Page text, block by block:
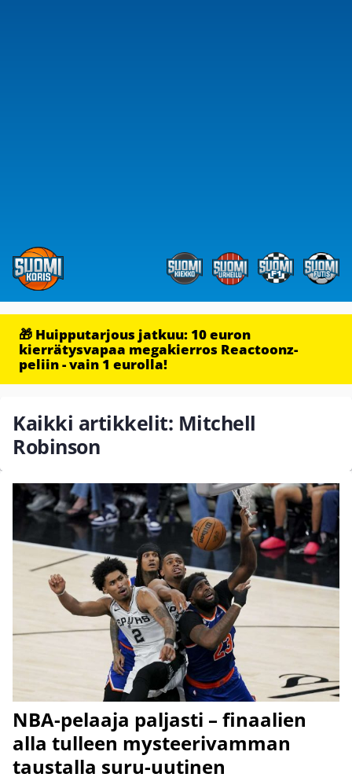
🎁 Huipputarjous jatkuu: 10 euron
kierrätysvapaa megakierros Reactoonz-
peliin - vain 1 eurolla!
Kaikki artikkelit: Mitchell
Robinson
NBA-pelaaja paljasti – finaalien
alla tulleen mysteerivamman
taustalla suru-uutinen